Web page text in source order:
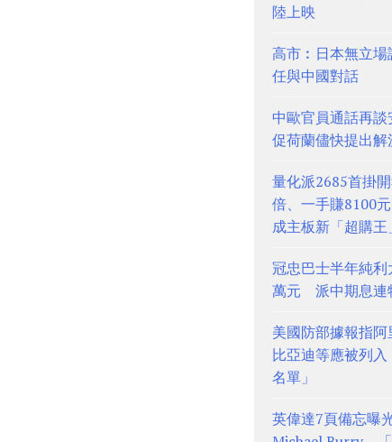
陸上映
高市︰日本無立
任與中國對話
中歐官員通話再
促荷蘭儘快提出解
量化派2685首掛
倍、一手賺8100
成主板新「超購王
冠忠巴士半年純
萬元 派中期息連
美國防部據報指阿
比亞迪等應被列
名單」
英偉達7頁備忘